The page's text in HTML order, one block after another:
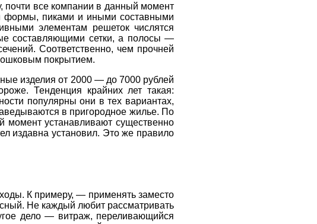
все компании в данный момент
формы, пиками и иными составными
элементам решеток числятся
составляющими сетки, а полосы —
Соответственно, чем прочней
покрытием.
изделия от 2000 — до 7000 рублей
Тенденция крайних лет такая:
популярны они в тех вариантах,
в пригородное жилье. По
момент устанавливают существенно
издавна установил. Это же правило
К примеру, — применять заместо
Не каждый любит рассматривать
дело — витраж, переливающийся